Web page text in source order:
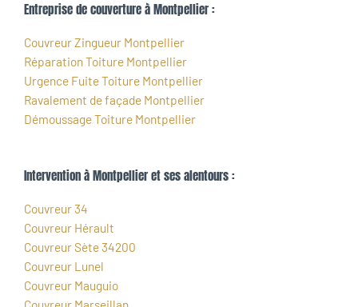
Entreprise de couverture à Montpellier :
Couvreur Zingueur Montpellier
Réparation Toiture Montpellier
Urgence Fuite Toiture Montpellier
Ravalement de façade Montpellier
Démoussage Toiture Montpellier
Intervention à Montpellier et ses alentours :
Couvreur 34
Couvreur Hérault
Couvreur Sète 34200
Couvreur Lunel
Couvreur Mauguio